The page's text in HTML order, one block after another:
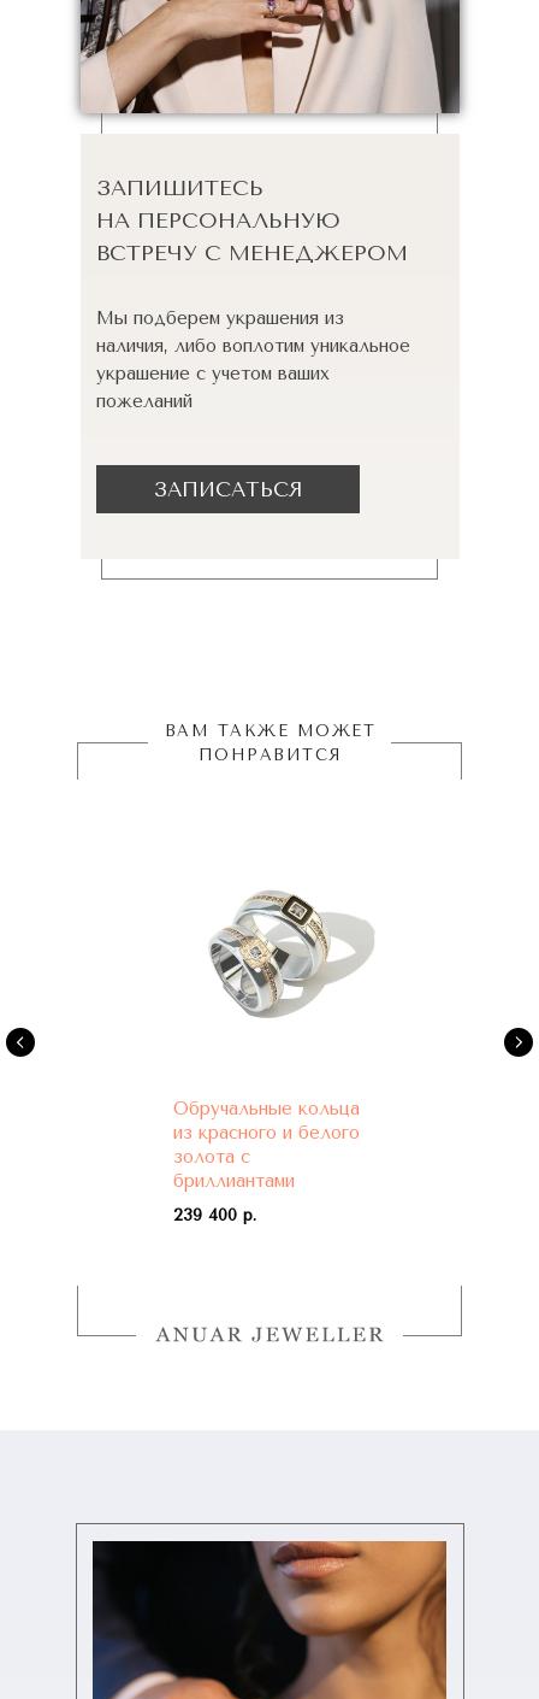
ЗАПИШИТЕСЬ
НА ПЕРСОНАЛЬНУЮ
ВСТРЕЧУ С МЕНЕДЖЕРОМ
Мы подберем украшения из
наличия, либо воплотим уникальное
украшение с учетом ваших
пожеланий
ЗАПИСАТЬСЯ
ВАМ ТАКЖЕ МОЖЕТ
ПОНРАВИТСЯ
Обручальные кольца
из красного и белого
золота с
бриллиантами
239 400 р.